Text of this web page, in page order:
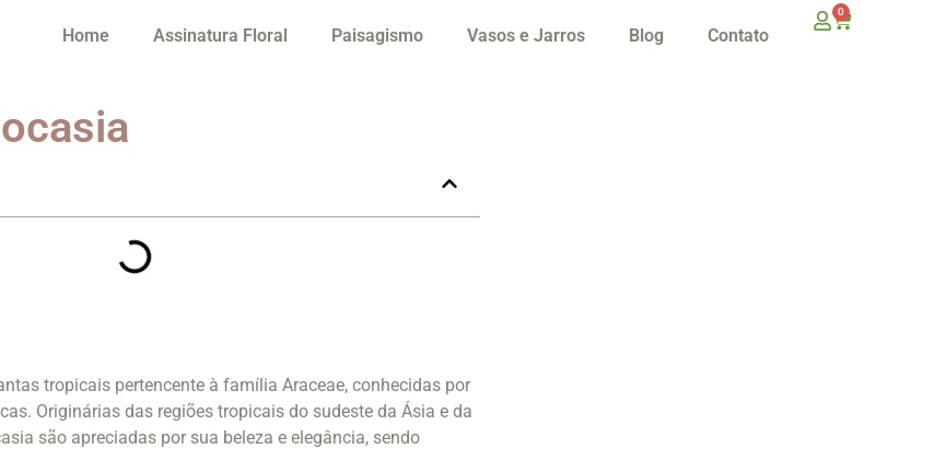
Home Assinatura Floral Paisagismo Vasos e Jarros Blog Contato
0
tropicais pertencente à família Araceae, conhecidas por
Originárias das regiões tropicais do sudeste da Ásia e da
são apreciadas por sua beleza e elegância, sendo